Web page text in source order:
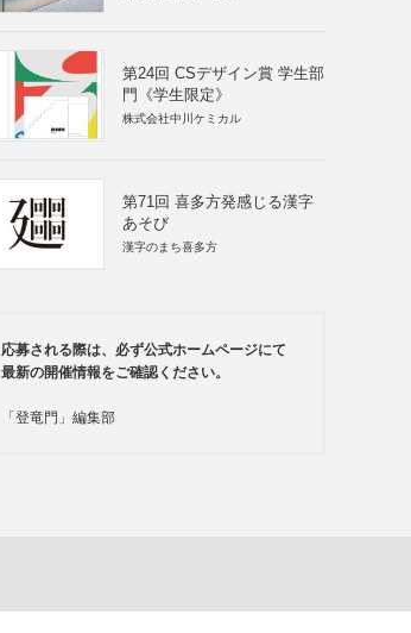
第24回 CSデザイン賞 学生部
門《学生限定》
株式会社中川ケミカル
第71回 喜多方発感じる漢字
あそび
漢字のまち喜多方
応募される際は、必ず公式ホームページにて
最新の開催情報をご確認ください。
「登竜門」編集部